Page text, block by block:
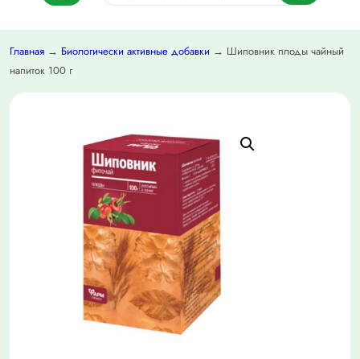
Главная → Биологически активные добавки → Шиповник плоды чайный
напиток 100 г